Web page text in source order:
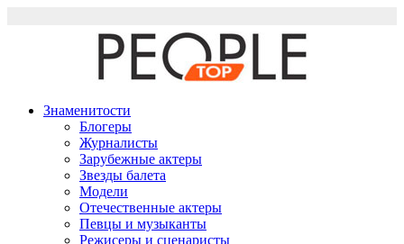
Знаменитости
Блогеры
Журналисты
Зарубежные актеры
Звезды балета
Модели
Отечественные актеры
Певцы и музыканты
Режисеры и сценаристы